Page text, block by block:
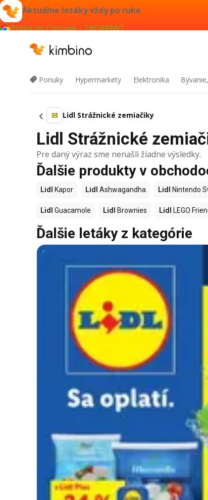
Aktuálne letáky vždy po ruke
Pridať do Chrome - ZADARMO
Ponuky Hypermarkety Elektronika
Lidl Strážnické zemiačiky
Lidl Strážnické
Pre daný výraz sme nenašli žiadne výsledky.
Ďalšie produkty v
Lidl Kapor Lidl Ashwagandha Lidl Nintendo
Lidl Guacamole Lidl Brownies Lidl LEGO
Ďalšie letáky z kategórie